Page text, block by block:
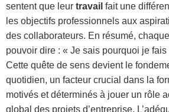
sentent que leur travail fait une
les objectifs professionnels aux
des collaborateurs. En résumé,
pouvoir dire : « Je sais pourquoi je
Cette quête de sens devient le
quotidien, un facteur crucial dans la
motivés et déterminés à jouer un rôle
global des projets d’entreprise.